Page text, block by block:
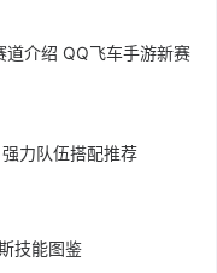
道介绍 QQ飞车手游新赛
力队伍搭配推荐
技能图鉴